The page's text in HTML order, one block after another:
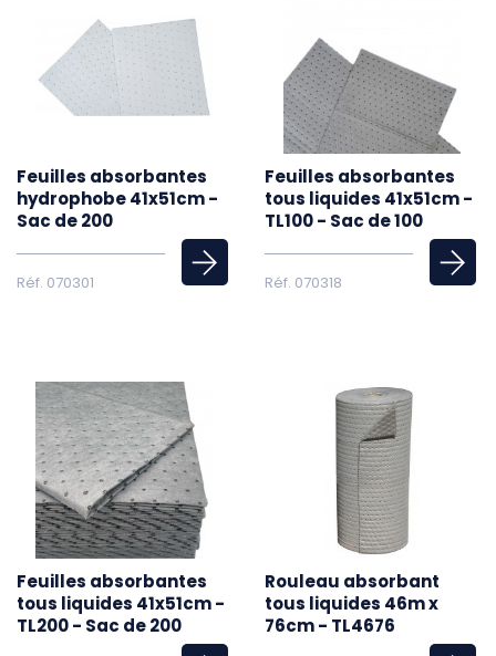
Feuilles absorbantes
hydrophobe 41x51cm -
Sac de 200
Réf. 070301
Feuilles absorbantes
tous liquides 41x51cm -
TL100 - Sac de 100
Réf. 070318
Feuilles absorbantes
tous liquides 41x51cm -
TL200 - Sac de 200
Rouleau absorbant
tous liquides 46m x
76cm - TL4676